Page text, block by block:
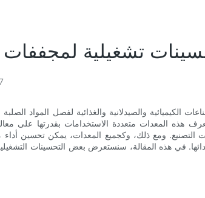
تشغيلية
هذه المعدات متعددة الاستخدامات بقدرتها على
التصنيع. ومع ذلك، وكجميع المعدات، يمكن تحسين
في هذه المقالة، سنستعرض بعض التحسينات